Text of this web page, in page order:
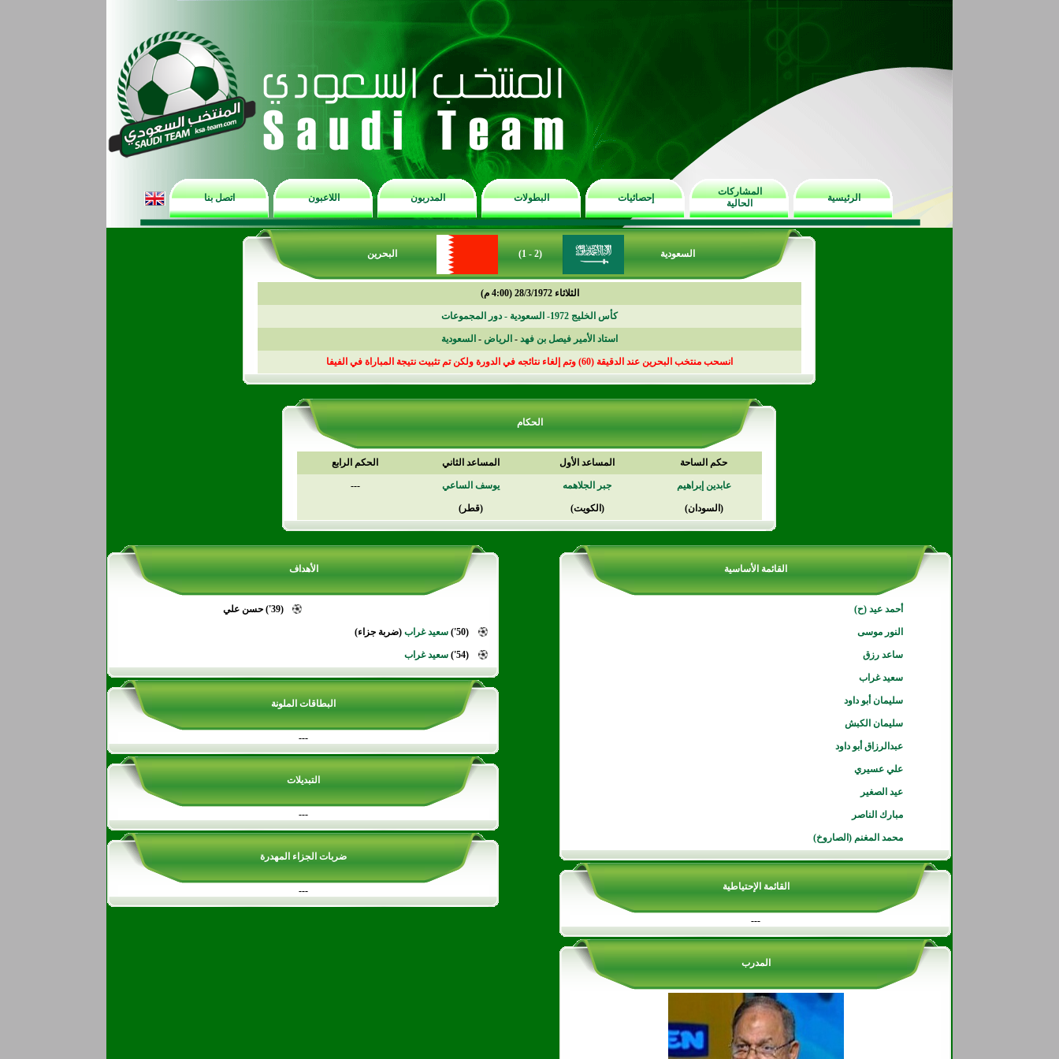
الرئيسية
المشاركات
الحالية
إحصائيات البطولات المدربون اللاعبون اتصل بنا
السعودية (2 - 1) البحرين
الثلاثاء 28/3/1972 (4:00 م)
كأس الخليج 1972- السعودية - دور المجموعات
استاد الأمير فيصل بن فهد - الرياض - السعودية
انسحب منتخب البحرين عند الدقيقة (60) وتم إلغاء نتائجه في الدورة ولكن تم تثبيت نتيجة المباراة في الفيفا
الحكام
حكم الساحة المساعد الأول المساعد الثاني الحكم الرابع
عابدين إبراهيم جبر الجلاهمه يوسف الساعي ---
(السودان) (الكويت) (قطر)
القائمة الأساسية
أحمد عيد (ح)
النور موسى
ساعد رزق
سعيد غراب
سليمان أبو داود
سليمان الكبش
عبدالرزاق أبو داود
علي عسيري
عيد الصغير
مبارك الناصر
محمد المغنم (الصاروخ)
القائمة الإحتياطية
---
المدرب
الأهداف
(39') حسن علي
(50') سعيد غراب (ضربة جزاء)
(54') سعيد غراب
البطاقات الملونة
---
التبديلات
---
ضربات الجزاء المهدرة
---